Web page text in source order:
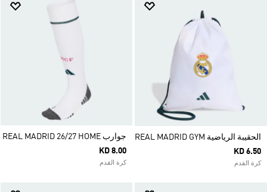
الحقيبة الرياضية REAL MADRID GYM
KD 6.50
كرة القدم
جوارب REAL MADRID 26/27 HOME
KD 8.00
كرة القدم